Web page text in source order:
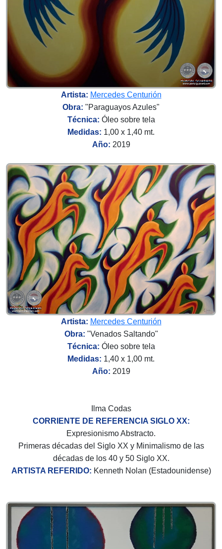
Artista: Mercedes Centurión
Obra: "Paraguayos Azules"
Técnica: Óleo sobre tela
Medidas: 1,00 x 1,40 mt.
Año: 2019
Artista: Mercedes Centurión
Obra: "Venados Saltando"
Técnica: Óleo sobre tela
Medidas: 1,40 x 1,00 mt.
Año: 2019
Ilma Codas
CORRIENTE DE REFERENCIA SIGLO XX:
Expresionismo Abstracto.
Primeras décadas del Siglo XX y Minimalismo de las
décadas de los 40 y 50 Siglo XX.
ARTISTA REFERIDO: Kenneth Nolan (Estadounidense)